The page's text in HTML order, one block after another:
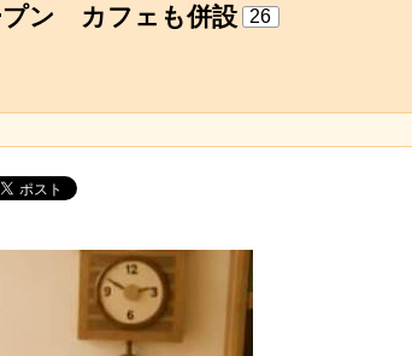
プン カフェも併設 26